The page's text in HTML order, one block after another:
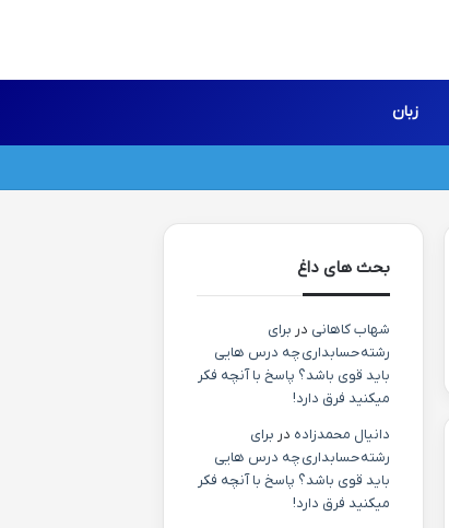
زبان
بحث های داغ
شهاب کاهانی در برای
رشته حسابداری چه درس هایی
باید قوی باشد؟ پاسخ با آنچه فکر
میکنید فرق دارد!
دانیال محمدزاده در برای
رشته حسابداری چه درس هایی
باید قوی باشد؟ پاسخ با آنچه فکر
میکنید فرق دارد!